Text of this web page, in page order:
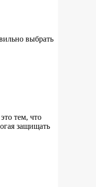
выбрать
тем, что
защищать